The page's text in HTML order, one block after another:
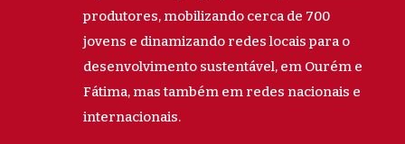
produtores, mobilizando cerca de 700
jovens e dinamizando redes locais para o
desenvolvimento sustentável, em Ourém e
Fátima, mas também em redes nacionais e
internacionais.